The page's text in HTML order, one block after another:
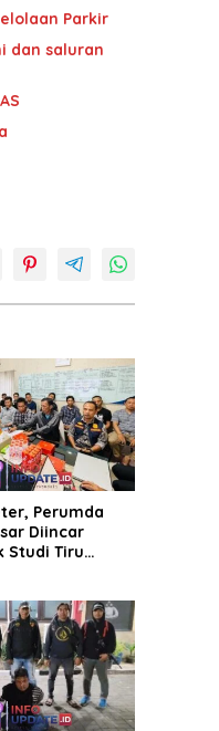
Parkir
dan saluran
Perumda
Diincar
Studi Tiru